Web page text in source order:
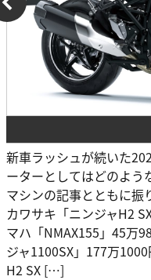
新車ラッシュが続いた
ーターとしてはどのよう
マシンの記事とともに振
カワサキ「ニンジャH2
マハ「NMAX155」45万
ジャ1100SX」177万
H2 SX […]